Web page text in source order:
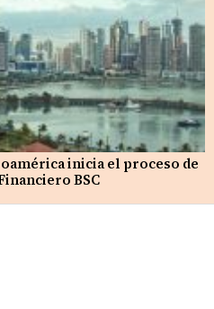
inicia el proceso de
BSC